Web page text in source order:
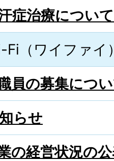
症治療について
Fi（ワイファイ
員の募集につ
らせ
の経営状況の